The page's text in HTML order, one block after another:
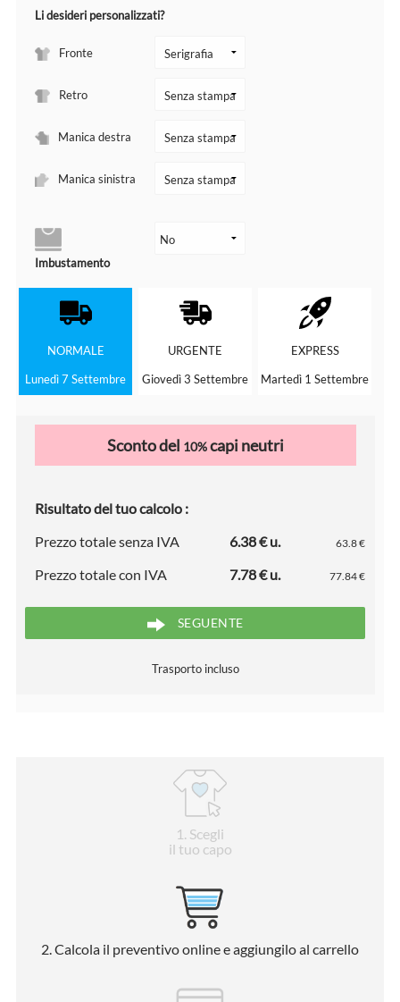
Li desideri personalizzati?
Fronte
Retro
Manica destra
Manica sinistra
Imbustamento
NORMALE
Lunedì 7 Settembre
URGENTE
Giovedì 3 Settembre
EXPRESS
Martedì 1 Settembre
Sconto del 10%capi neutri
Risultato del tuo calcolo :
Prezzo totale senza IVA
6.38 € u. 63.8 €
Prezzo totale con IVA 7.78 € u. 77.84 €
SEGUENTE
Trasporto incluso
1 . Scegli
il tuo capo
2 . Calcola il preventivo online e aggiungilo al carrello